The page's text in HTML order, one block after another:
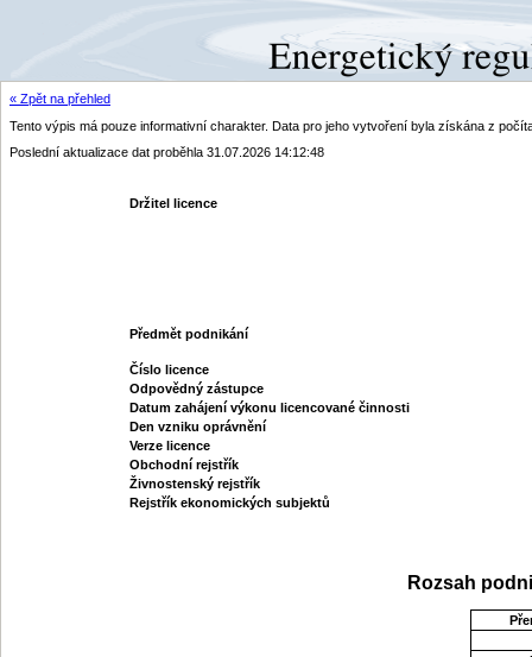
« Zpět na přehled
Tento výpis má pouze informativní charakter. Data pro jeho vytvoření byla získána z
Poslední aktualizace dat proběhla 31.07.2026 14:12:48
Držitel licence
Předmět podnikání
Číslo licence
Odpovědný zástupce
Datum zahájení výkonu licencované činnosti
Den vzniku oprávnění
Verze licence
Obchodní rejstřík
Živnostenský rejstřík
Rejstřík ekonomických subjektů
Rozsah